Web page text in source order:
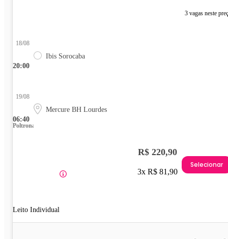
3 vagas neste
20:00
18/08
Ibis Sorocaba
06:40
19/08
Mercure BH Lourdes
Poltrona
Leito Individual
R$ 220,90
3x R$ 81,90
Selecionar